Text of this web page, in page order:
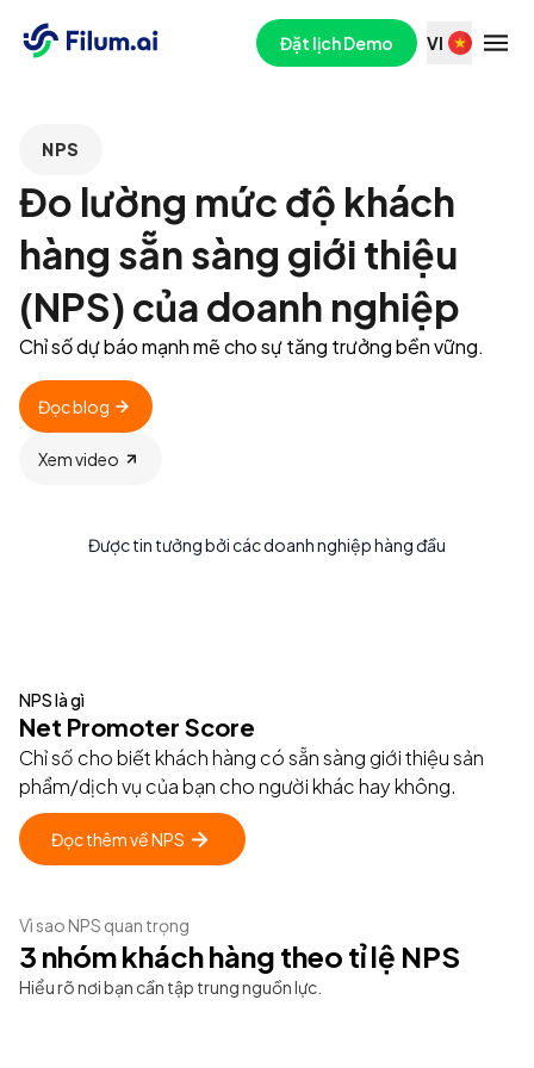
Đặt lịch Demo VI
NPS
Đo lường mức độ khách
hàng sẵn sàng giới thiệu
(NPS) của doanh nghiệp
Chỉ số dự báo mạnh mẽ cho sự tăng trưởng bền vững.
Đọc blog
Xem video
Được tin tưởng bởi các doanh nghiệp hàng đầu
NPS là gì
Net Promoter Score
Chỉ số cho biết khách hàng có sẵn sàng giới thiệu sản
phẩm/dịch vụ của bạn cho người khác hay không.
Đọc thêm về NPS
Vì sao NPS quan trọng
3 nhóm khách hàng theo tỉ lệ NPS
Hiểu rõ nơi bạn cần tập trung nguồn lực.